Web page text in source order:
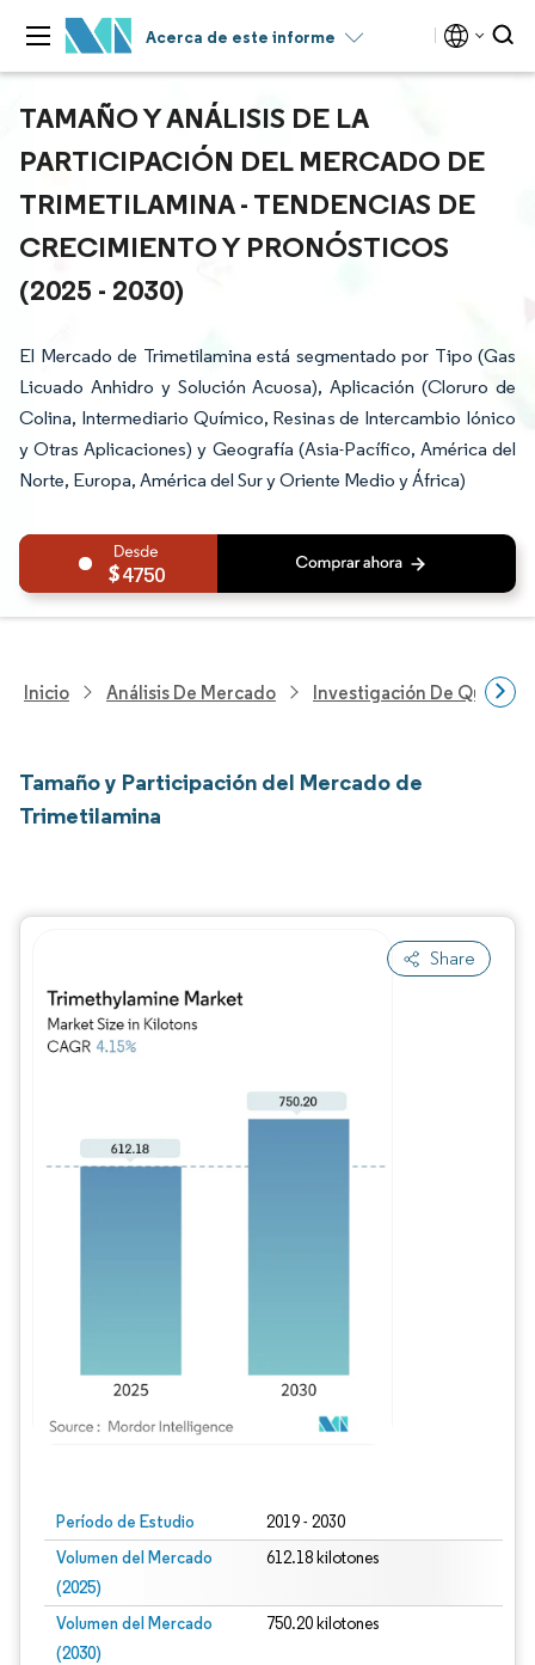
Acerca de este informe
TAMAÑO Y ANÁLISIS DE LA
PARTICIPACIÓN DEL MERCADO DE
TRIMETILAMINA - TENDENCIAS DE
CRECIMIENTO Y PRONÓSTICOS
(2025 - 2030)
El Mercado de Trimetilamina está segmentado por Tipo (Gas
Licuado Anhidro y Solución Acuosa), Aplicación (Cloruro de
Colina, Intermediario Químico, Resinas de Intercambio Iónico
y Otras Aplicaciones) y Geografía (Asia-Pacífico, América del
Norte, Europa, América del Sur y Oriente Medio y África)
4750
Inicio Análisis De Mercado Investigación De
Tamaño y Participación del Mercado de
Trimetilamina
Share
Período de Estudio 2019 - 2030
Volumen del Mercado
(2025)
612.18 kilotones
Volumen del Mercado
(2030)
750.20 kilotones